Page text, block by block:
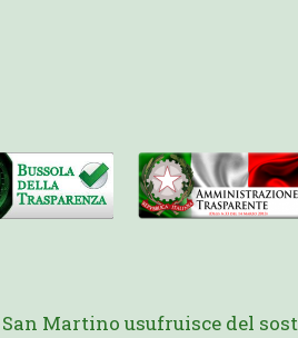
Martino usufruisce del